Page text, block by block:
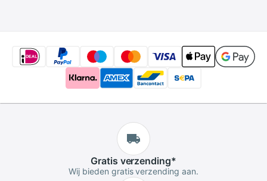
Gratis verzending*
Wij bieden gratis verzending aan.